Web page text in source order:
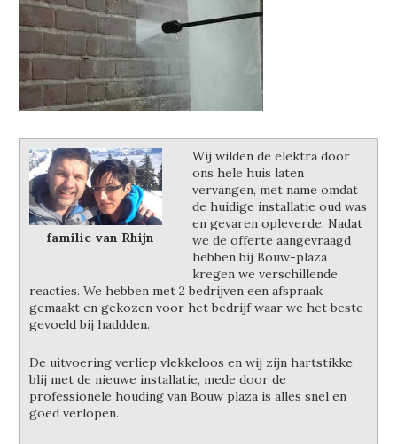
familie van Rhijn
Wij wilden de elektra door
ons hele huis laten
vervangen, met name omdat
de huidige installatie oud was
en gevaren opleverde. Nadat
we de offerte aangevraagd
hebben bij Bouw-plaza
kregen we verschillende
reacties. We hebben met 2 bedrijven een afspraak
gemaakt en gekozen voor het bedrijf waar we het beste
gevoeld bij haddden.
De uitvoering verliep vlekkeloos en wij zijn hartstikke
blij met de nieuwe installatie, mede door de
professionele houding van Bouw plaza is alles snel en
goed verlopen.